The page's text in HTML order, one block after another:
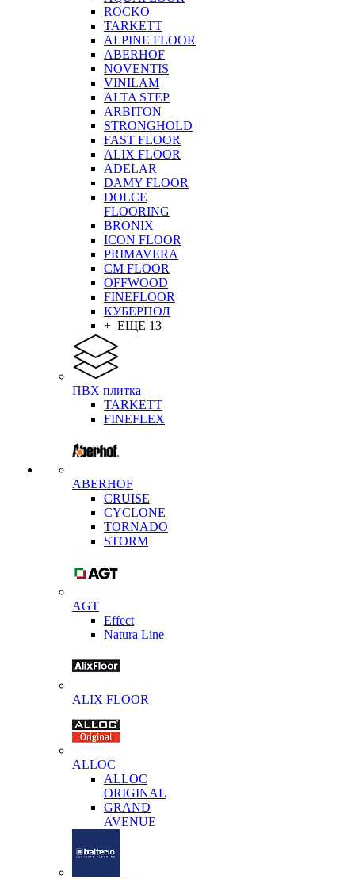
ROCKO
TARKETT
ALPINE FLOOR
ABERHOF
NOVENTIS
VINILAM
ALTA STEP
ARBITON
STRONGHOLD
FAST FLOOR
ALIX FLOOR
ADELAR
DAMY FLOOR
DOLCE
FLOORING
BRONIX
ICON FLOOR
PRIMAVERA
CM FLOOR
OFFWOOD
FINEFLOOR
КУБЕРПОЛ
+ ЕЩЕ 13
ПВХ плитка
TARKETT
FINEFLEX
ABERHOF
CRUISE
CYCLONE
TORNADO
STORM
AGT
Effect
Natura Line
ALIX FLOOR
ALLOC
ALLOC
ORIGINAL
GRAND
AVENUE